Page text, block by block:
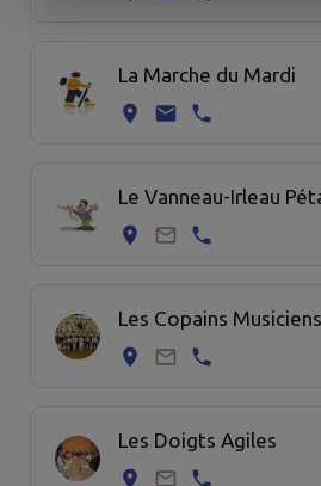
La Marche du Mardi
Le Vanneau-Irleau
Les Copains
Les Doigts Agiles